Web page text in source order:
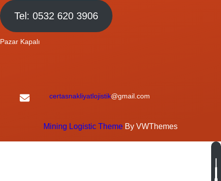
Tel: 0532 620 3906
Pazar Kapalı
certasnakliyatlojistik@gmail.com
Mining Logistic Theme By VWThemes